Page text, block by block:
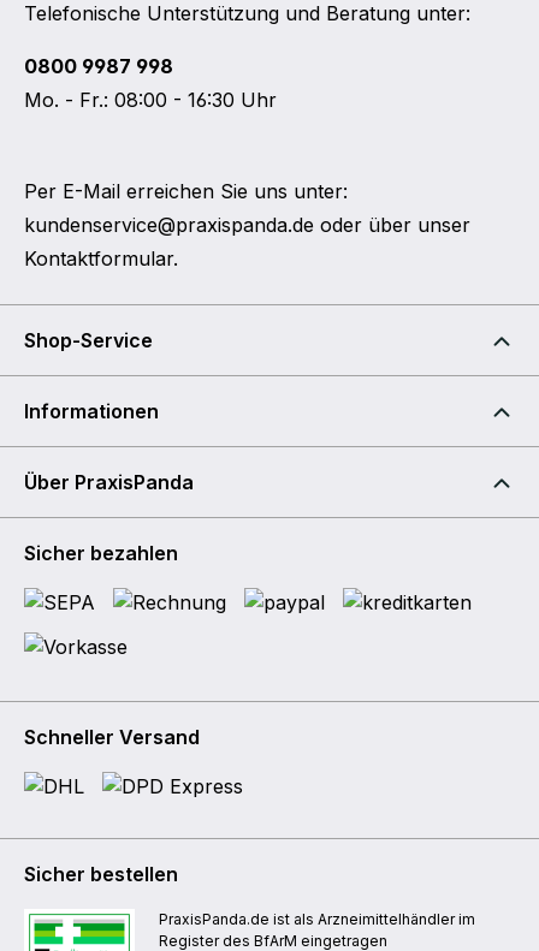
Telefonische Unterstützung und Beratung unter:
0800 9987 998
Mo. - Fr.: 08:00 - 16:30 Uhr
Per E-Mail erreichen Sie uns unter:
kundenservice@praxispanda.de oder über unser
Kontaktformular.
Shop-Service
Informationen
Über PraxisPanda
Sicher bezahlen
Schneller Versand
Sicher bestellen
PraxisPanda.de ist als Arzneimittelhändler im
Register des BfArM eingetragen